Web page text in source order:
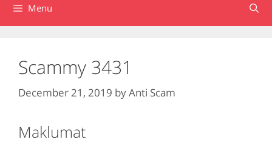
Menu
Scammy 3431
December 21, 2019 byAnti Scam
Maklumat